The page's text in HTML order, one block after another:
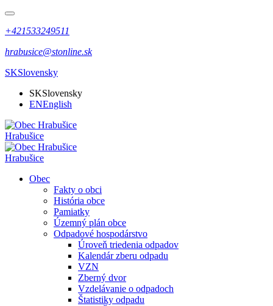
+421533249511
hrabusice@stonline.sk
SKSlovensky
SKSlovensky
ENEnglish
Hrabušice
Hrabušice
Obec
Fakty o obci
História obce
Pamiatky
Územný plán obce
Odpadové hospodárstvo
Úroveň triedenia odpadov
Kalendár zberu odpadu
VZN
Zberný dvor
Vzdelávanie o odpadoch
Štatistiky odpadu